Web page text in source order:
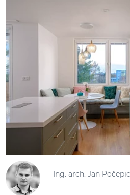
Ing. arch. Jan